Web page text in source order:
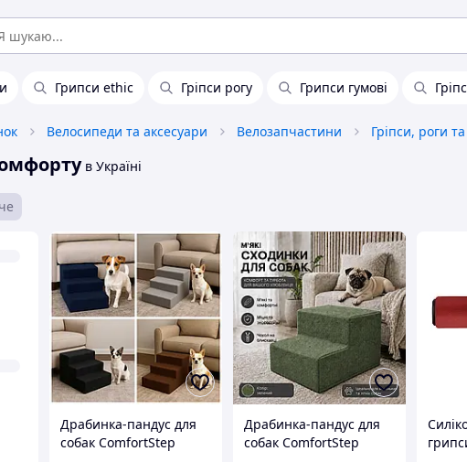
Грипси ethic Гріпси рогу Грипси гумові
Велосипеди та аксесуари Велозапчастини Гріпси, роги
в Україні
Драбинка-пандус для
собак ComfortStep
Драбинка-пандус для
собак ComfortStep